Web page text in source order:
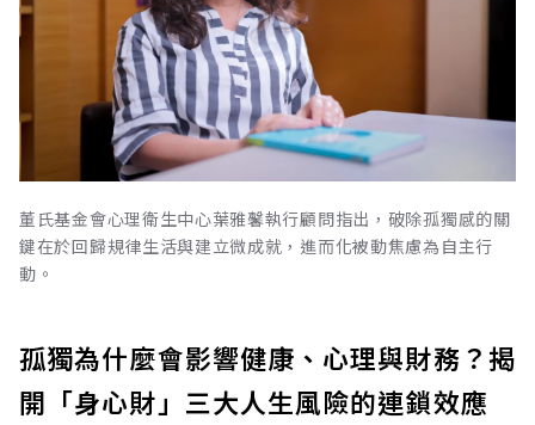
董氏基金會心理衛生中心葉雅馨執行顧問指出，破除孤獨感的關
鍵在於回歸規律生活與建立微成就，進而化被動焦慮為自主行
動。
孤獨為什麼會影響健康、心理與財務？揭
開「身心財」三大人生風險的連鎖效應